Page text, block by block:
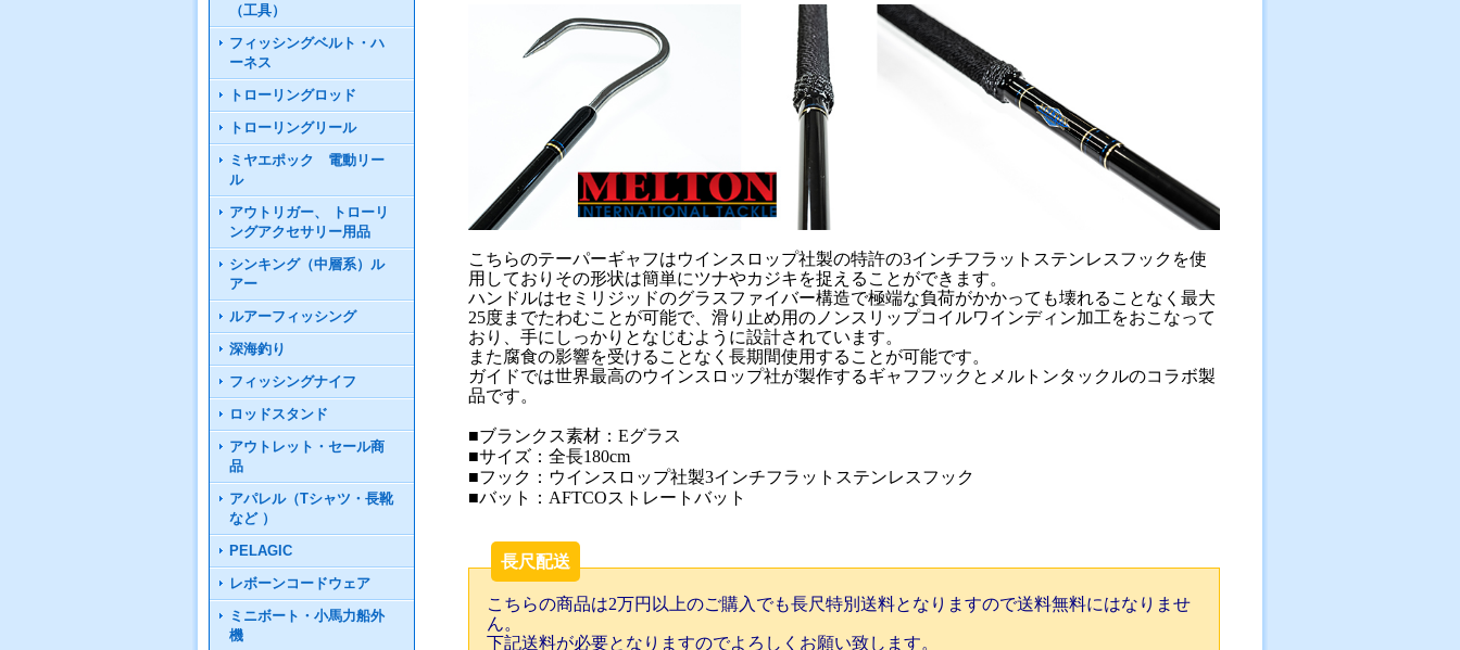
（工具）
フィッシングベルト・ハ
ーネス
トローリングロッド
トローリングリール
ミヤエポック 電動リー
ル
アウトリガー、 トローリ
ングアクセサリー用品
シンキング（中層系）ル
アー
ルアーフィッシング
深海釣り
フィッシングナイフ
ロッドスタンド
アウトレット・セール商
品
アパレル（Tシャツ・長靴
など ）
PELAGIC
レボーンコードウェア
ミニボート・小馬力船外
機
こちらのテーパーギャフはウインスロップ社製の特許の3インチフラットステンレスフックを使
用しておりその形状は簡単にツナやカジキを捉えることができます。
ハンドルはセミリジッドのグラスファイバー構造で極端な負荷がかかっても壊れることなく最大
25度までたわむことが可能で、滑り止め用のノンスリップコイルワインディン加工をおこなって
おり、手にしっかりとなじむように設計されています。
また腐食の影響を受けることなく長期間使用することが可能です。
ガイドでは世界最高のウインスロップ社が製作するギャフフックとメルトンタックルのコラボ製
品です。
■ブランクス素材：Eグラス
■サイズ：全長180cm
■フック：ウインスロップ社製3インチフラットステンレスフック
■バット：AFTCOストレートバット
長尺配送
こちらの商品は2万円以上のご購入でも長尺特別送料となりますので送料無料にはなりませ
ん。
下記送料が必要となりますのでよろしくお願い致します。